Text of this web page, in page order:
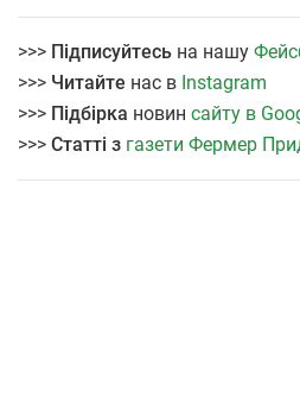
>>> Підписуйтесь на нашу
>>> Читайте нас в Instagram
>>> Підбірка новин сайту в
>>> Статті з газети Фермер